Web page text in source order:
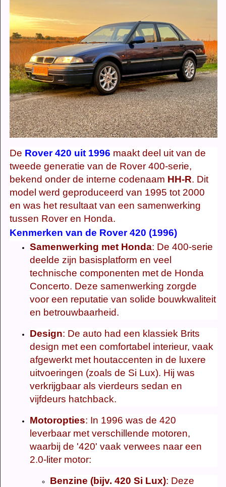
De Rover 420 uit 1996 maakt deel uit van de
tweede generatie van de Rover 400-serie,
bekend onder de interne codenaam HH-R. Dit
model werd geproduceerd van 1995 tot 2000
en was het resultaat van een samenwerking
tussen Rover en Honda.
Kenmerken van de Rover 420 (1996)
Samenwerking met Honda: De 400-serie
deelde zijn basisplatform en veel
technische componenten met de Honda
Concerto. Deze samenwerking zorgde
voor een reputatie van solide bouwkwaliteit
en betrouwbaarheid.
Design: De auto had een klassiek Brits
design met een comfortabel interieur, vaak
afgewerkt met houtaccenten in de luxere
uitvoeringen (zoals de Si Lux). Hij was
verkrijgbaar als vierdeurs sedan en
vijfdeurs hatchback.
Motoropties: In 1996 was de 420
leverbaar met verschillende motoren,
waarbij de '420' vaak verwees naar een
2.0-liter motor:
Benzine (bijv. 420 Si Lux): Deze